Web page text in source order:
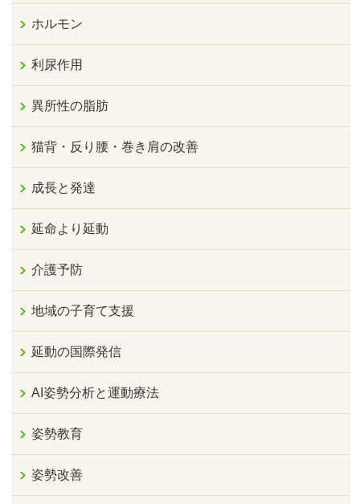
ホルモン
利尿作用
異所性の脂肪
猫背・反り腰・巻き肩の改善
成長と発達
延命より延動
介護予防
地域の子育て支援
延動の国際発信
AI姿勢分析と運動療法
姿勢教育
姿勢改善